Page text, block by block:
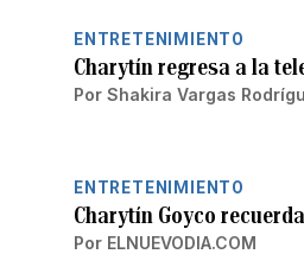
ENTRETENIMIENTO
Charytín regresa a la
Por Shakira Vargas
ENTRETENIMIENTO
Charytín Goyco
Por ELNUEVODIA.COM